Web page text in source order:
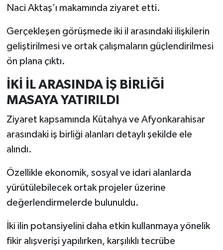
Naci Aktaş’ı makamında ziyaret etti.
Gerçekleşen görüşmede iki il arasındaki ilişkilerin
geliştirilmesi ve ortak çalışmaların güçlendirilmesi
ön plana çıktı.
İKİ İL ARASINDA İŞ BİRLİĞİ
MASAYA YATIRILDI
Ziyaret kapsamında Kütahya ve Afyonkarahisar
arasındaki iş birliği alanları detaylı şekilde ele
alındı.
Özellikle ekonomik, sosyal ve idari alanlarda
yürütülebilecek ortak projeler üzerine
değerlendirmelerde bulunuldu.
İki ilin potansiyelini daha etkin kullanmaya yönelik
fikir alışverişi yapılırken, karşılıklı tecrübe
Kütahya
Otomobil
Pazarlar
Politika
Resmi İlan
Rüya Tabirleri
Sağlık